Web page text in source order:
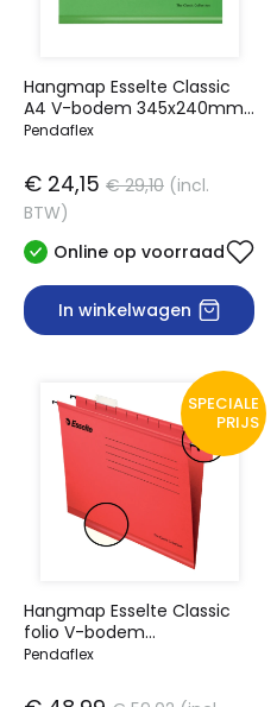
Hangmap Esselte Classic
A4 V-bodem 345x240mm
groen
Pendaflex
€ 24,15 € 29,10 (incl.
BTW)
Online op voorraad
In winkelwagen
SPECIALE
PRIJS
Hangmap Esselte Classic
folio V-bodem
382x240mm rood
Pendaflex